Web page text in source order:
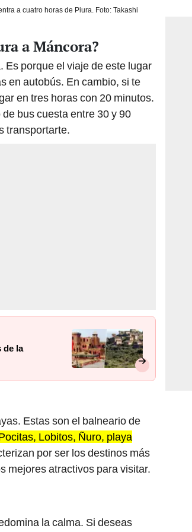
a cuatro horas de Piura. Foto: Takashi
a Máncora?
Es porque el viaje de este lugar
en autobús. En cambio, si te
en tres horas con 20 minutos.
bus cuesta entre 30 y 90
transportarte.
de la
Estas son el balneario de
Lobitos, Ñuro, playa
por ser los destinos más
mejores atractivos para visitar.
la calma. Si deseas